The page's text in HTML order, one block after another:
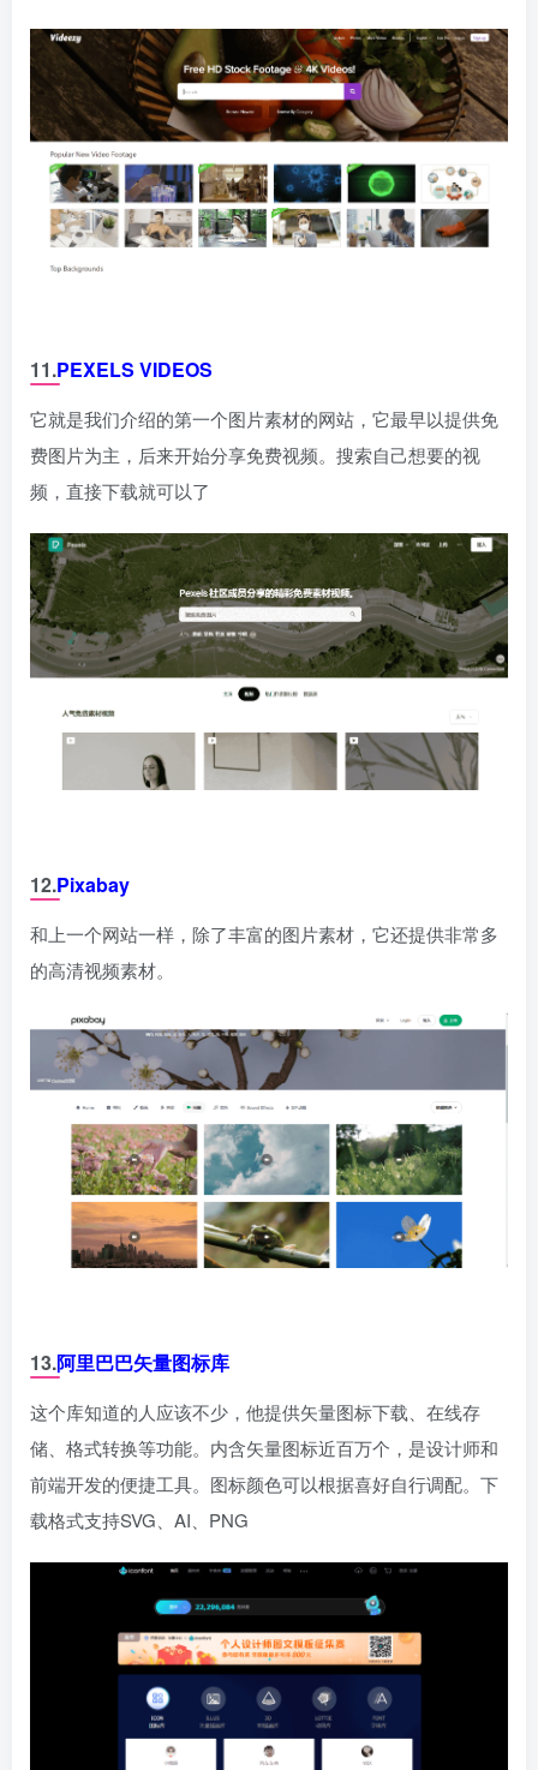
11.PEXELS VIDEOS
它就是我们介绍的第一个图片素材的网站，它最早以提供免
费图片为主，后来开始分享免费视频。搜索自己想要的视
频，直接下载就可以了
12.Pixabay
和上一个网站一样，除了丰富的图片素材，它还提供非常多
的高清视频素材。
13.阿里巴巴矢量图标库
这个库知道的人应该不少，他提供矢量图标下载、在线存
储、格式转换等功能。内含矢量图标近百万个，是设计师和
前端开发的便捷工具。图标颜色可以根据喜好自行调配。下
载格式支持SVG、AI、PNG